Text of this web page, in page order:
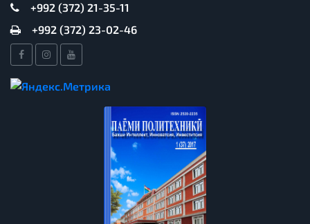
+992 (372) 21-35-11
+992 (372) 23-02-46